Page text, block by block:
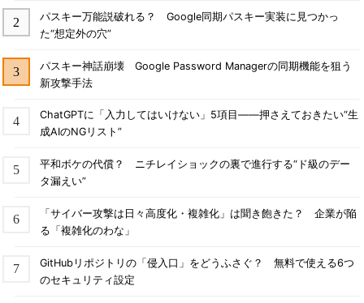
パスキー万能説破れる？ Google同期パスキー実装に見つかっ
た“想定外の穴”
パスキー神話崩壊 Google Password Managerの同期機能を狙う
新攻撃手法
ChatGPTに「入力してはいけない」5項目――押さえておきたい“生
成AIのNGリスト”
平和ボケの代償？ ニチレイショックの裏で進行する“ド級のデー
タ漏えい”
「サイバー攻撃は日々高度化・複雑化」は聞き飽きた？ 企業が陥
る「複雑化のわな」
GitHubリポジトリの「侵入口」をどうふさぐ？ 無料で使える6つ
のセキュリティ設定